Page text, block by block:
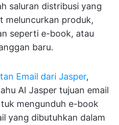
saluran distribusi yang
meluncurkan produk,
seperti e-book, atau
baru.
Email dari Jasper,
AI Jasper tujuan email
mengunduh e-book
yang dibutuhkan dalam